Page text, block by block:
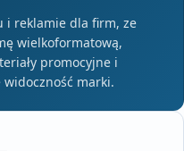
i reklamie dla firm, ze
wielkoformatową,
promocyjne i
widoczność marki.